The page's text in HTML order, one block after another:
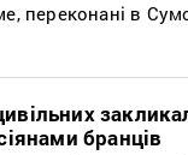
переконані в
бранців